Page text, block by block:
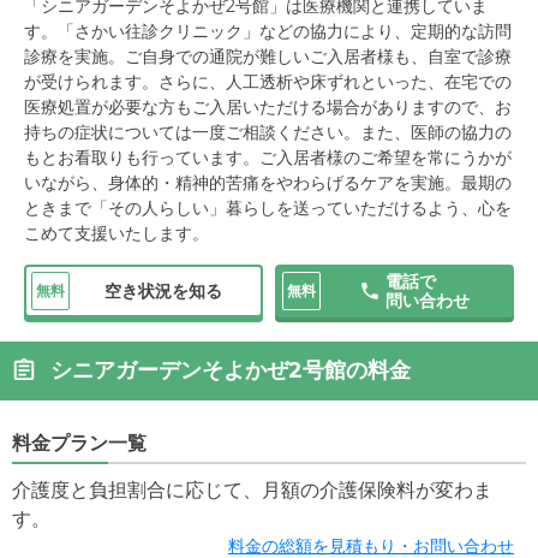
「シニアガーデンそよかぜ2号館」は医療機関と連携していま
す。「さかい往診クリニック」などの協力により、定期的な訪問
診療を実施。ご自身での通院が難しいご入居者様も、自室で診療
が受けられます。さらに、人工透析や床ずれといった、在宅での
医療処置が必要な方もご入居いただける場合がありますので、お
持ちの症状については一度ご相談ください。また、医師の協力の
もとお看取りも行っています。ご入居者様のご希望を常にうかが
いながら、身体的・精神的苦痛をやわらげるケアを実施。最期の
ときまで「その人らしい」暮らしを送っていただけるよう、心を
こめて支援いたします。
無料 空き状況を知る 無料
電話で
問い合わせ
シニアガーデンそよかぜ2号館の料金
料金プラン一覧
介護度と負担割合に応じて、月額の介護保険料が変わま
す。
料金の総額を見積もり・お問い合わせ